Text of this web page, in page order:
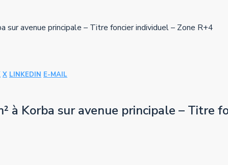
sur avenue principale – Titre foncier individuel – Zone R+4
X LINKEDIN E-MAIL
à Korba sur avenue principale – Titre